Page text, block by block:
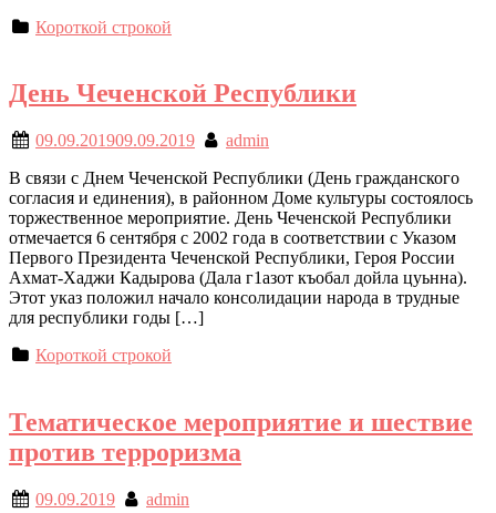
Короткой строкой
День Чеченской Республики
09.09.201909.09.2019
admin
В связи с Днем Чеченской Республики (День гражданского
согласия и единения), в районном Доме культуры состоялось
торжественное мероприятие. День Чеченской Республики
отмечается 6 сентября с 2002 года в соответствии с Указом
Первого Президента Чеченской Республики, Героя России
Ахмат-Хаджи Кадырова (Дала г1азот къобал дойла цуьнна).
Этот указ положил начало консолидации народа в трудные
для республики годы […]
Короткой строкой
Тематическое мероприятие и шествие
против терроризма
09.09.2019
admin